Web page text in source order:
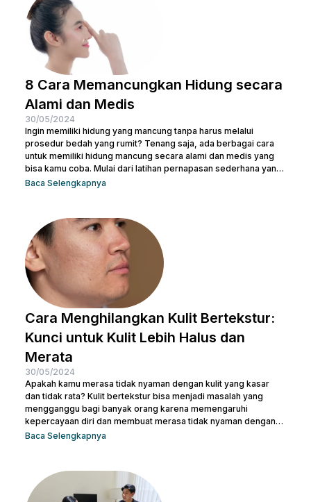
Chin Penyebab...
8 Cara Memancungkan Hidung secara
Alami dan Medis
30/05/2024
Ingin memiliki hidung yang mancung tanpa harus melalui
prosedur bedah yang rumit? Tenang saja, ada berbagai cara
untuk memiliki hidung mancung secara alami dan medis yang
bisa kamu coba. Mulai dari latihan pernapasan sederhana yang
bisa dilakukan di rumah hingga prosedur medis yang lebih
indah dan proporsional. Yuk, temukan cara terbaik yang sesuai
dengan kebutuhanmu dan raih penampilan yang...
Baca Selengkapnya
Cara Menghilangkan Kulit Bertekstur:
Kunci untuk Kulit Lebih Halus dan
Merata
30/05/2024
Apakah kamu merasa tidak nyaman dengan kulit yang kasar
dan tidak rata? Kulit bertekstur bisa menjadi masalah yang
mengganggu bagi banyak orang karena memengaruhi
kepercayaan diri dan membuat merasa tidak nyaman dengan
penampilan kulit. Namun, jangan khawatir, ada berbagai cara
membahas secara mendalam cara menghilangkan kulit
bertekstur dengan langkah-langkah perawatan yang
sederhana namun efektif. Dari penggunaan produk yang sesuai
Baca Selengkapnya